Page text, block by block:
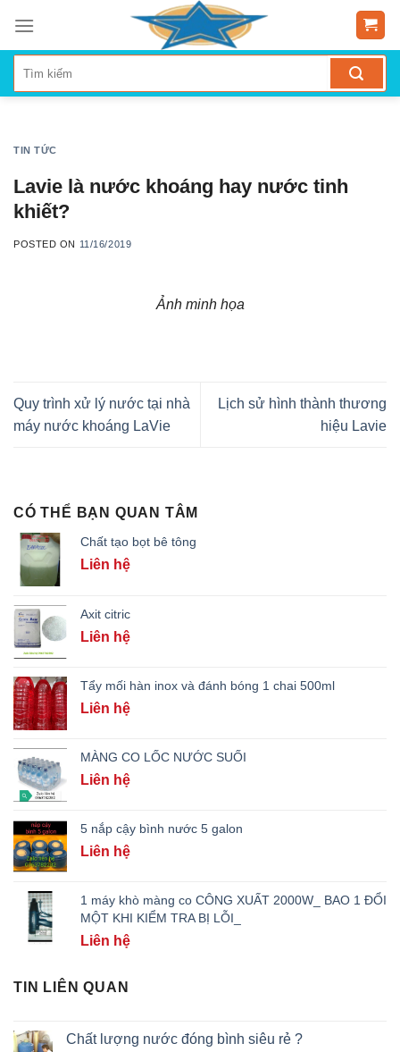
content
TIN TỨC
Lavie là nước khoáng hay nước tinh
khiết?
POSTED ON 11/16/2019
Ảnh minh họa
Quy trình xử lý nước tại nhà
máy nước khoáng LaVie
Lịch sử hình thành thương
hiệu Lavie
CÓ THỂ BẠN QUAN TÂM
Chất tạo bọt bê tông
Liên hệ
Axit citric
Liên hệ
Tẩy mối hàn inox và đánh bóng 1 chai 500ml
Liên hệ
MÀNG CO LỐC NƯỚC SUỐI
Liên hệ
5 nắp cậy bình nước 5 galon
Liên hệ
1 máy khò màng co CÔNG XUẤT 2000W_ BAO 1 ĐỔI
MỘT KHI KIỂM TRA BỊ LỖI_
Liên hệ
TIN LIÊN QUAN
Chất lượng nước đóng bình siêu rẻ ?